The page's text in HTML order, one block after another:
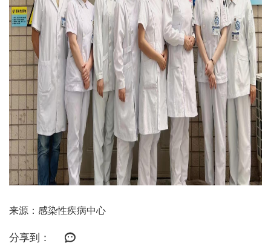
来源：感染性疾病中心
分享到：